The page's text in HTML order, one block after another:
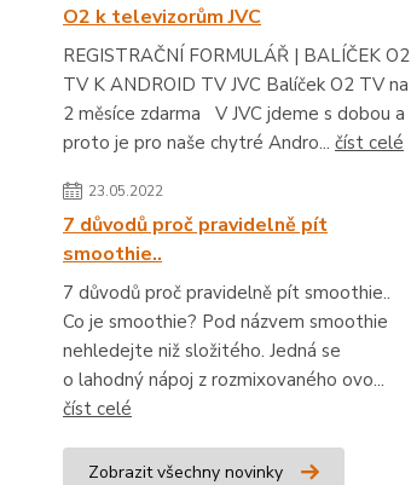
O2 k televizorům JVC
REGISTRAČNÍ FORMULÁŘ | BALÍČEK O2
TV K ANDROID TV JVC Balíček O2 TV na
2 měsíce zdarma V JVC jdeme s dobou a
proto je pro naše chytré Andro... číst celé
23.05.2022
7 důvodů proč pravidelně pít
smoothie..
7 důvodů proč pravidelně pít smoothie..
Co je smoothie? Pod názvem smoothie
nehledejte niž složitého. Jedná se
o lahodný nápoj z rozmixovaného ovo...
číst celé
Zobrazit všechny novinky